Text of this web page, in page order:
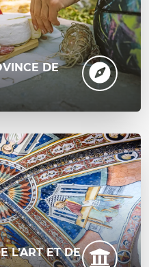
DE
L’ART ET DE